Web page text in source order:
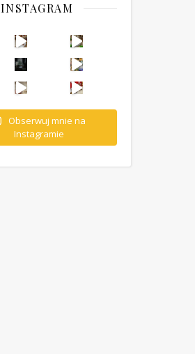
INSTAGRAM
Ten deser to prawdziwy HIT PRL-u! Wafle przełożo
Obserwuj mnie na
Instagramie